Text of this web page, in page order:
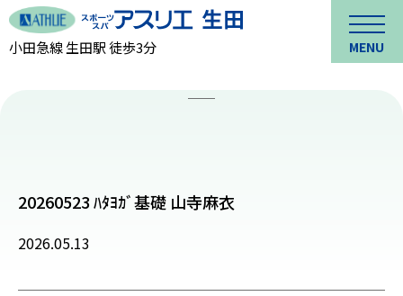
小田急線 生田駅 徒歩3分 MENU
20260523 ﾊﾀﾖｶﾞ基礎 山寺麻衣
2026.05.13